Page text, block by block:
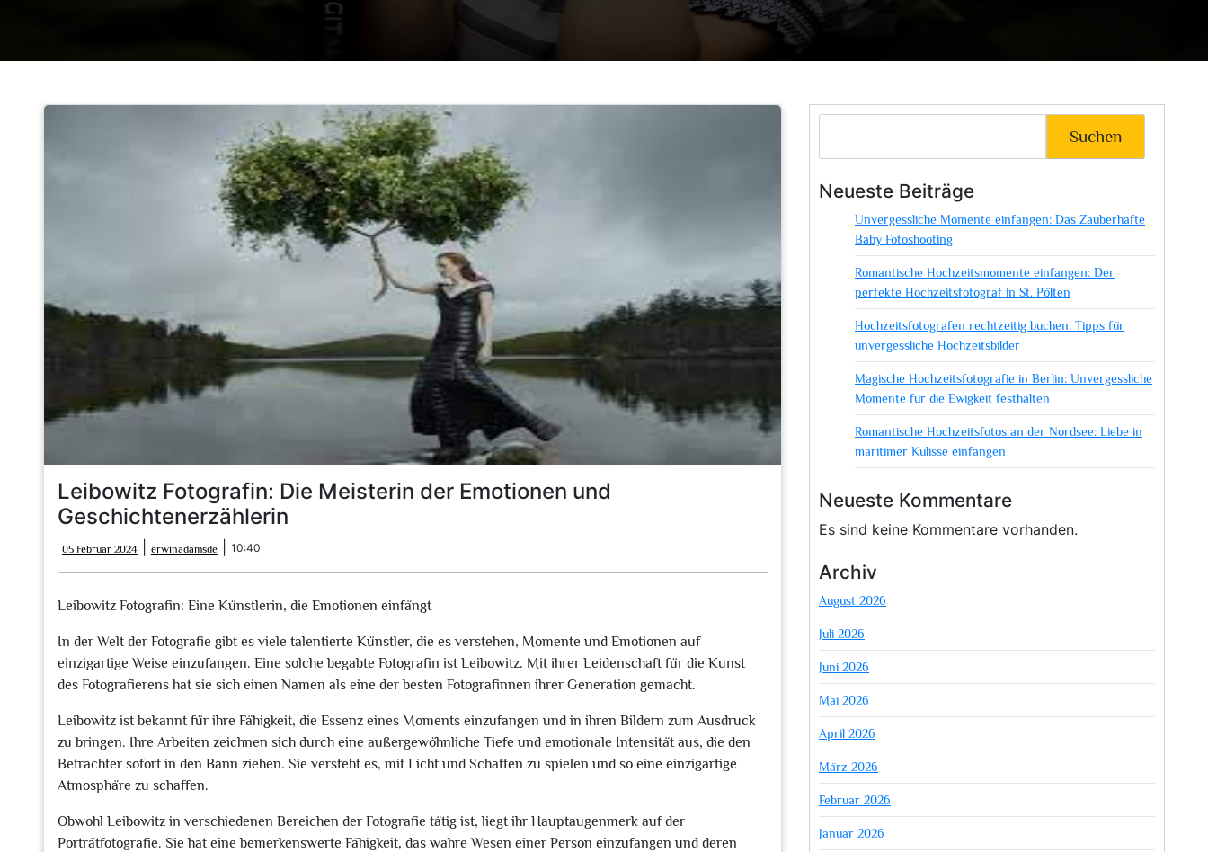
Leibowitz Fotografin: Die Meisterin der Emotionen und
Geschichtenerzählerin
05 Februar 2024
Februar
2024
erwinadamsde erwinadamsde
10:40
Leibowitz Fotografin: Eine Künstlerin, die Emotionen einfängt
In der Welt der Fotografie gibt es viele talentierte Künstler, die es verstehen, Momente und Emotionen auf
einzigartige Weise einzufangen. Eine solche begabte Fotografin ist Leibowitz. Mit ihrer Leidenschaft für die Kunst
des Fotografierens hat sie sich einen Namen als eine der besten Fotografinnen ihrer Generation gemacht.
Leibowitz ist bekannt für ihre Fähigkeit, die Essenz eines Moments einzufangen und in ihren Bildern zum Ausdruck
zu bringen. Ihre Arbeiten zeichnen sich durch eine außergewöhnliche Tiefe und emotionale Intensität aus, die den
Betrachter sofort in den Bann ziehen. Sie versteht es, mit Licht und Schatten zu spielen und so eine einzigartige
Atmosphäre zu schaffen.
Obwohl Leibowitz in verschiedenen Bereichen der Fotografie tätig ist, liegt ihr Hauptaugenmerk auf der
Porträtfotografie. Sie hat eine bemerkenswerte Fähigkeit, das wahre Wesen einer Person einzufangen und deren
Suchen
Neueste Beiträge
Unvergessliche Momente einfangen: Das Zauberhafte
Baby Fotoshooting
Romantische Hochzeitsmomente einfangen: Der
perfekte Hochzeitsfotograf in St. Pölten
Hochzeitsfotografen rechtzeitig buchen: Tipps für
unvergessliche Hochzeitsbilder
Magische Hochzeitsfotografie in Berlin: Unvergessliche
Momente für die Ewigkeit festhalten
Romantische Hochzeitsfotos an der Nordsee: Liebe in
maritimer Kulisse einfangen
Neueste Kommentare
Es sind keine Kommentare vorhanden.
Archiv
August 2026
Juli 2026
Juni 2026
Mai 2026
April 2026
März 2026
Februar 2026
Januar 2026